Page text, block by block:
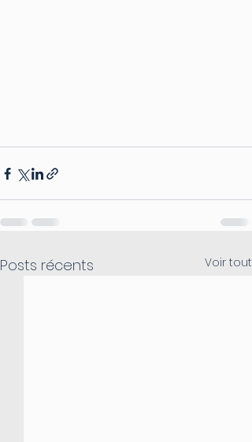
Posts récents Voir tout